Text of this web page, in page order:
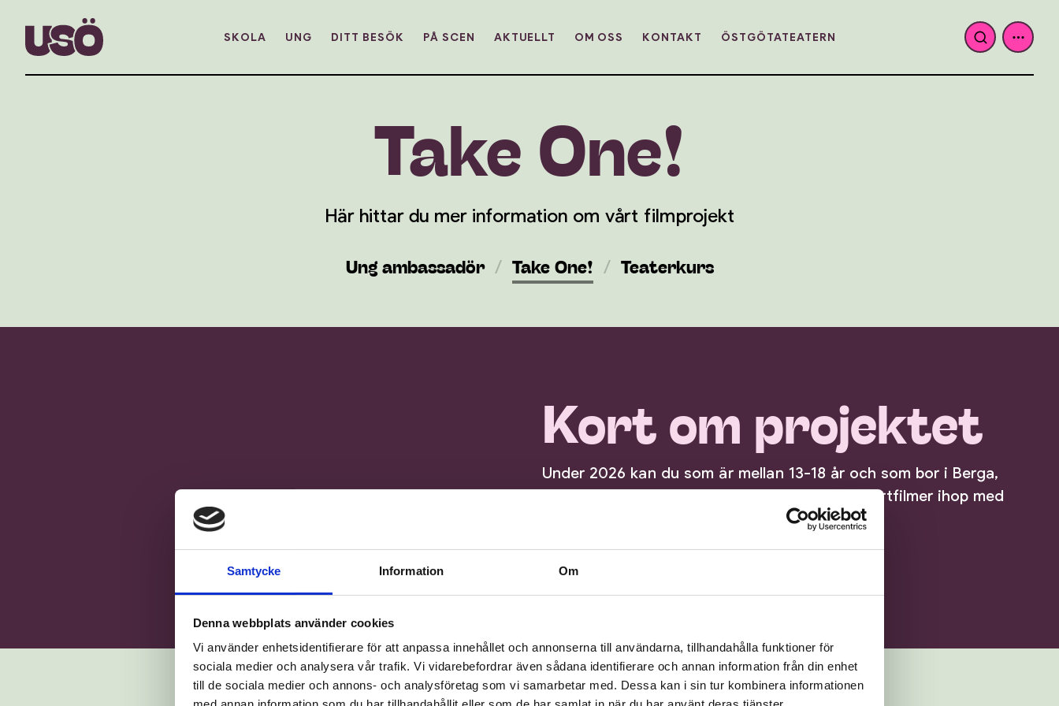
Samtycke Information Om
Denna webbplats använder cookies
Vi använder enhetsidentifierare för att anpassa innehållet och annonserna till användarna, tillhandahålla funktioner för
sociala medier och analysera vår trafik. Vi vidarebefordrar även sådana identifierare och annan information från din enhet
till de sociala medier och annons- och analysföretag som vi samarbetar med. Dessa kan i sin tur kombinera informationen
SKOLA UNG DITT BESÖK PÅ SCEN AKTUELLT OM OSS KONTAKT ÖSTGÖTATEATERN
Take One!
Här hittar du mer information om vårt filmprojekt
Ung ambassadör Take One! Teaterkurs
Kort om projektet
Under 2026 kan du som är mellan 13-18 år och som bor i Berga,
Lambohov, Ryd eller Skäggetorp skapa egna kortfilmer ihop med
Våren 2026 höll Ung Scen Öst i filmkurser för 13-18-åringar i flera delar av Linköping: